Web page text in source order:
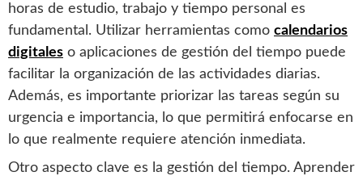
horas de estudio, trabajo y tiempo personal es
fundamental. Utilizar herramientas como calendarios
digitales o aplicaciones de gestión del tiempo puede
facilitar la organización de las actividades diarias.
Además, es importante priorizar las tareas según su
urgencia e importancia, lo que permitirá enfocarse en
lo que realmente requiere atención inmediata.
Otro aspecto clave es la gestión del tiempo. Aprender